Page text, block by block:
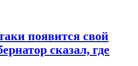
появится свой
сказал, где